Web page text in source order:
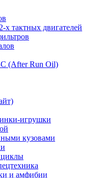
х тактных двигателей
(After Run Oil)
игрушки
кузовами
и амфибии